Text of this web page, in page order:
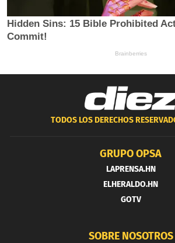
TODOS LOS DERECHOS
GRUPO OPSA
LAPRENSA.HN
ELHERALDO.HN
GOTV
SOBRE NOSOTROS